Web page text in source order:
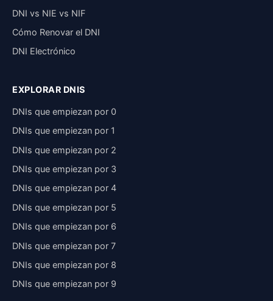
DNI vs NIE vs NIF
Cómo Renovar el DNI
DNI Electrónico
EXPLORAR DNIS
DNIs que empiezan por 0
DNIs que empiezan por 1
DNIs que empiezan por 2
DNIs que empiezan por 3
DNIs que empiezan por 4
DNIs que empiezan por 5
DNIs que empiezan por 6
DNIs que empiezan por 7
DNIs que empiezan por 8
DNIs que empiezan por 9